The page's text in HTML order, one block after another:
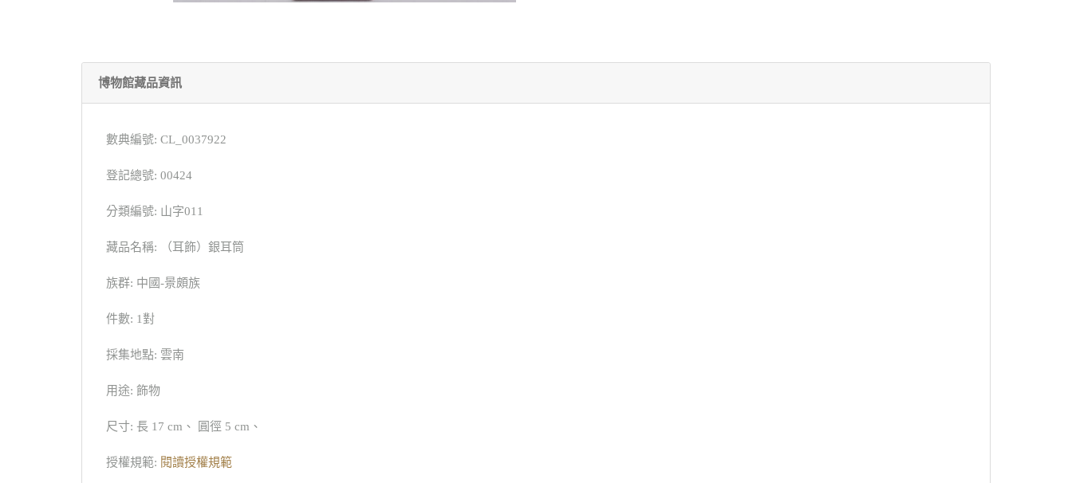
博物館藏品資訊
數典編號: CL_0037922
登記總號: 00424
分類編號: 山字011
藏品名稱: （耳飾）銀耳筒
族群: 中國-景頗族
件數: 1對
採集地點: 雲南
用途: 飾物
尺寸: 長 17 cm、 圓徑 5 cm、
授權規範: 閱讀授權規範